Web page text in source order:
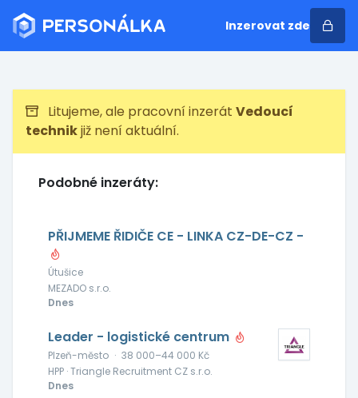
Inzerovat zde
Litujeme, ale pracovní inzerát Vedoucí
technikjiž není aktuální.
Podobné inzeráty:
PŘIJMEME ŘIDIČE CE - LINKA CZ-DE-CZ -
Útušice
MEZADO s.r.o.
Dnes
Leader - logistické centrum
Plzeň-město · 38 000–44 000 Kč
HPP · Triangle Recruitment CZ s.r.o.
Dnes